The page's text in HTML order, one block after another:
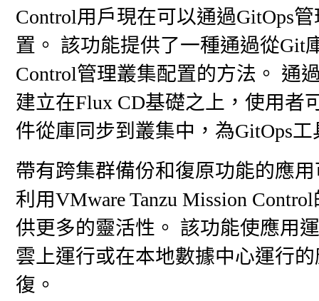
Control用戶現在可以通過GitOps
置。 該功能提供了一種通過從Git
Control管理叢集配置的方法。 通
建立在Flux CD基礎之上，使用者
件從庫同步到叢集中，為GitOps
帶有跨集群備份和復原功能的應
利用VMware Tanzu Mission
供更多的靈活性。 該功能使應用
雲上運行或在本地數據中心運行
復。